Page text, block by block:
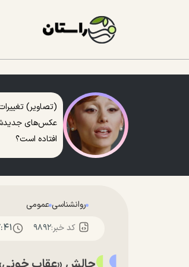
(تصاویر)
عکس‌های جدیدش؛
افتاده است؟
روانشناسی عمومی
کد خبر:۹۸۹۲